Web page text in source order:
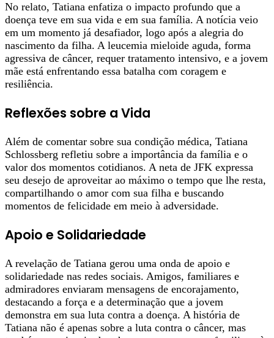
No relato, Tatiana enfatiza o impacto profundo que a
doença teve em sua vida e em sua família. A notícia veio
em um momento já desafiador, logo após a alegria do
nascimento da filha. A leucemia mieloide aguda, forma
agressiva de câncer, requer tratamento intensivo, e a jovem
mãe está enfrentando essa batalha com coragem e
resiliência.
Reflexões sobre a Vida
Além de comentar sobre sua condição médica, Tatiana
Schlossberg refletiu sobre a importância da família e o
valor dos momentos cotidianos. A neta de JFK expressa
seu desejo de aproveitar ao máximo o tempo que lhe resta,
compartilhando o amor com sua filha e buscando
momentos de felicidade em meio à adversidade.
Apoio e Solidariedade
A revelação de Tatiana gerou uma onda de apoio e
solidariedade nas redes sociais. Amigos, familiares e
admiradores enviaram mensagens de encorajamento,
destacando a força e a determinação que a jovem
demonstra em sua luta contra a doença. A história de
Tatiana não é apenas sobre a luta contra o câncer, mas